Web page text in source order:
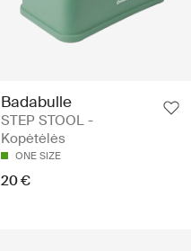
Badabulle
STEP STOOL -
Kopėtėlės
ONE SIZE
20 €